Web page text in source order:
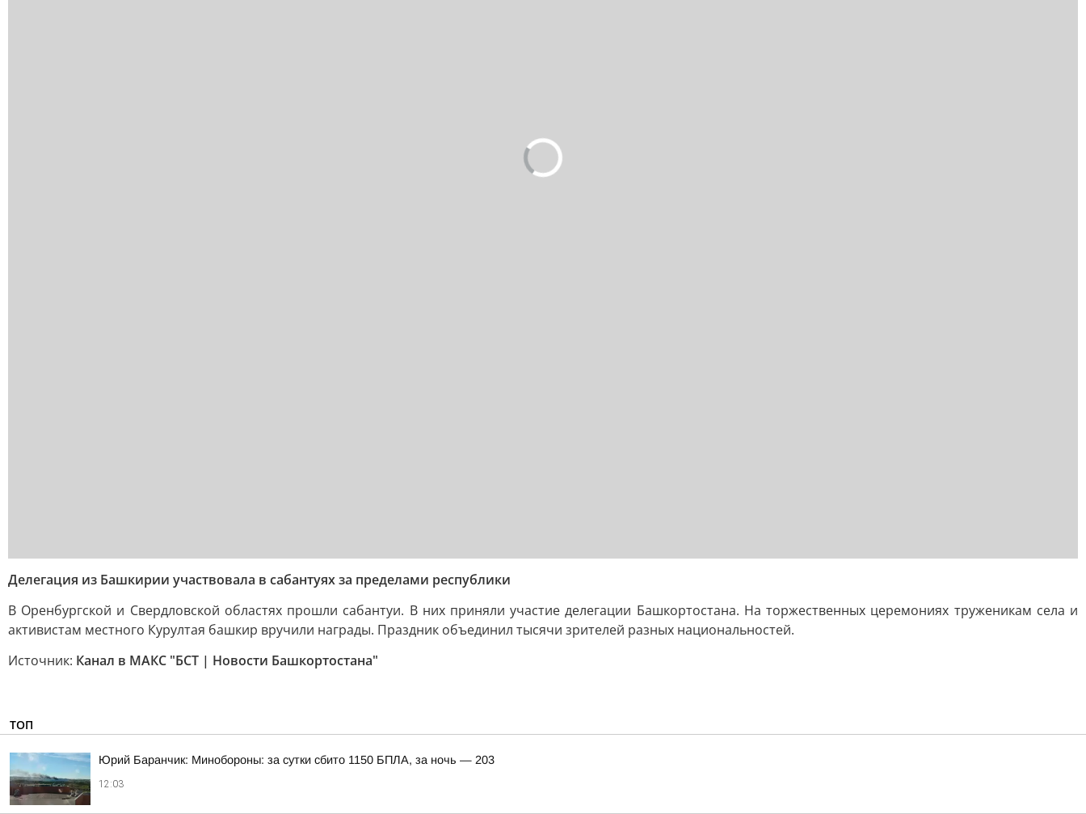
Делегация из Башкирии участвовала в сабантуях за пределами республики
В Оренбургской и Свердловской областях прошли сабантуи. В них приняли участие делегации Башкортостана. На торжественных церемониях труженикам села и
активистам местного Курултая башкир вручили награды. Праздник объединил тысячи зрителей разных национальностей.
Источник: Канал в МАКС "БСТ | Новости Башкортостана"
ТОП
Юрий Баранчик: Минобороны: за сутки сбито 1150 БПЛА, за ночь — 203
12:03